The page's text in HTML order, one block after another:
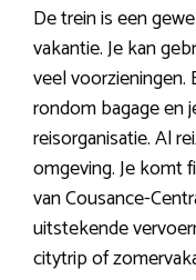
De trein is een
vakantie. Je kan
veel voorzieningen.
rondom bagage en
reisorganisatie. Al
omgeving. Je komt
van Cousance-
uitstekende
citytrip of